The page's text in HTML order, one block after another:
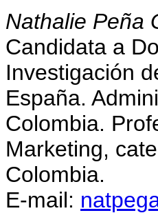
Nathalie Peña
Candidata a
Investigación
España.
Colombia.
Marketing,
Colombia.
E-mail: